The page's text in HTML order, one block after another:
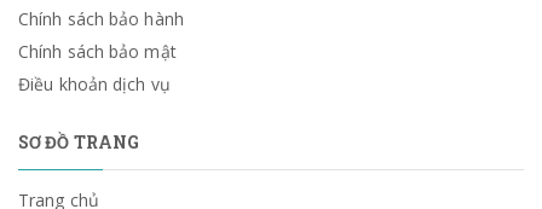
Chính sách bảo hành
Chính sách bảo mật
Điều khoản dịch vụ
SƠ ĐỒ TRANG
Trang chủ